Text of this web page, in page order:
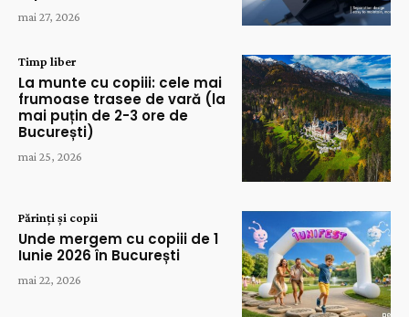
mai 27, 2026
Timp liber
La munte cu copiii: cele mai
frumoase trasee de vară (la
mai puțin de 2-3 ore de
București)
mai 25, 2026
Părinți și copii
Unde mergem cu copiii de 1
Iunie 2026 în București
mai 22, 2026